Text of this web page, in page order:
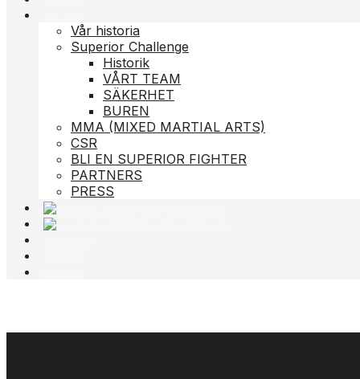
Vår historia
Superior Challenge
Historik
VÅRT TEAM
SÄKERHET
BUREN
MMA (MIXED MARTIAL ARTS)
CSR
BLI EN SUPERIOR FIGHTER
PARTNERS
PRESS